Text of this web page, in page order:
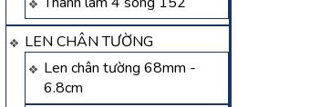
LEN CHÂN TƯỜNG
Len chân tường 68mm -
6.8cm